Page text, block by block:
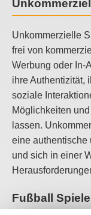
Unkommerzielle
frei von
Werbung oder In-
ihre Authentizität,
soziale
Möglichkeiten
lassen.
eine authentische
und sich in einer
Fußball Spiele